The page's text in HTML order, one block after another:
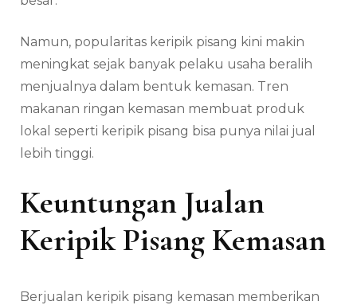
Namun, popularitas keripik pisang kini makin
meningkat sejak banyak pelaku usaha beralih
menjualnya dalam bentuk kemasan. Tren
makanan ringan kemasan membuat produk
lokal seperti keripik pisang bisa punya nilai jual
lebih tinggi.
Keuntungan Jualan
Keripik Pisang Kemasan
Berjualan keripik pisang kemasan memberikan